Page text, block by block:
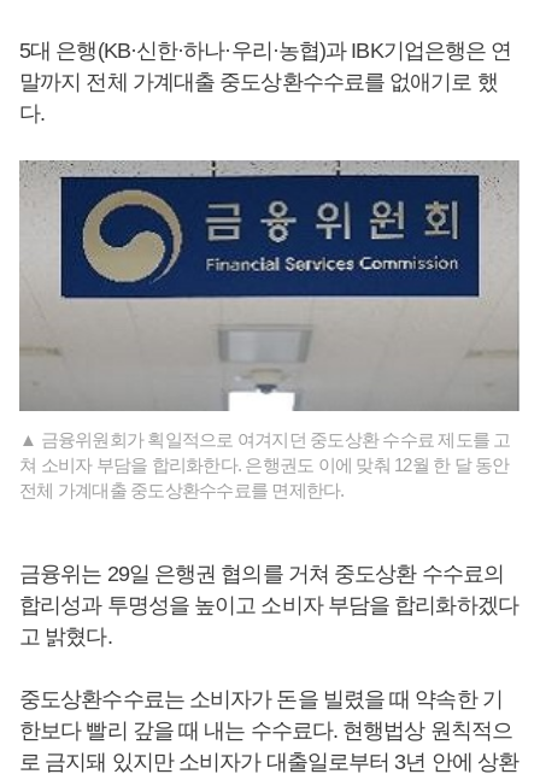
5대 은행(KB·신한·하나·우리·농협)과 IBK기업은행은 연
말까지 전체 가계대출 중도상환수수료를 없애기로 했
다.
▲ 금융위원회가 획일적으로 여겨지던 중도상환 수수료 제도를 고
쳐 소비자 부담을 합리화한다. 은행권도 이에 맞춰 12월 한 달 동안
전체 가계대출 중도상환수수료를 면제한다.
금융위는 29일 은행권 협의를 거쳐 중도상환 수수료의
합리성과 투명성을 높이고 소비자 부담을 합리화하겠다
고 밝혔다.
중도상환수수료는 소비자가 돈을 빌렸을 때 약속한 기
한보다 빨리 갚을 때 내는 수수료다. 현행법상 원칙적으
로 금지돼 있지만 소비자가 대출일로부터 3년 안에 상환